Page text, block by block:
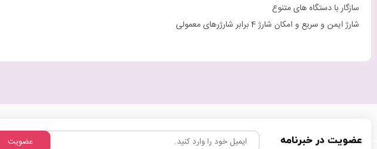
سازگار با دستگاه های متنوع
شارژ ایمن و سریع و امکان شارژ 4 برابر شارژرهای معمولی
عضویت در خبرنامه عضویت